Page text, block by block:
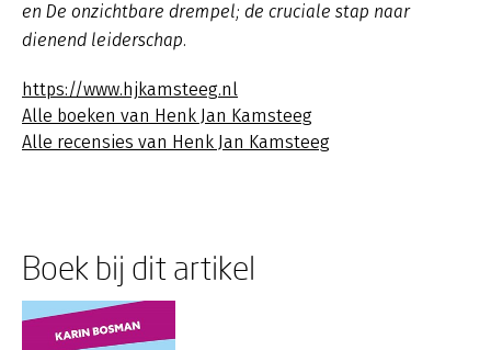
en De onzichtbare drempel; de cruciale stap naar
dienend leiderschap.
https://www.hjkamsteeg.nl
Alle boeken van Henk Jan Kamsteeg
Alle recensies van Henk Jan Kamsteeg
Boek bij dit artikel